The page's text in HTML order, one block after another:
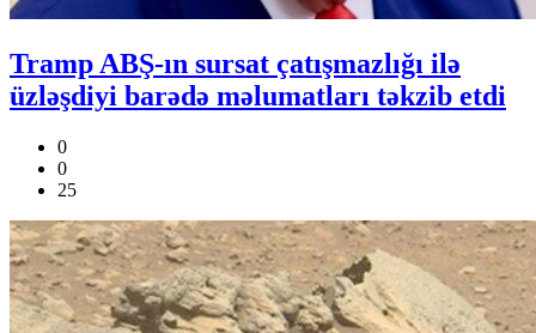
Tramp ABŞ-ın sursat çatışmazlığı ilə
üzləşdiyi barədə məlumatları təkzib etdi
0
0
25